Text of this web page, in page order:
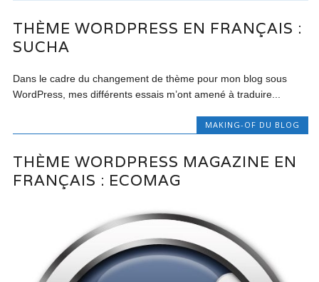
THÈME WORDPRESS EN FRANÇAIS :
SUCHA
Dans le cadre du changement de thème pour mon blog sous
WordPress, mes différents essais m’ont amené à traduire...
MAKING-OF DU BLOG
THÈME WORDPRESS MAGAZINE EN
FRANÇAIS : ECOMAG